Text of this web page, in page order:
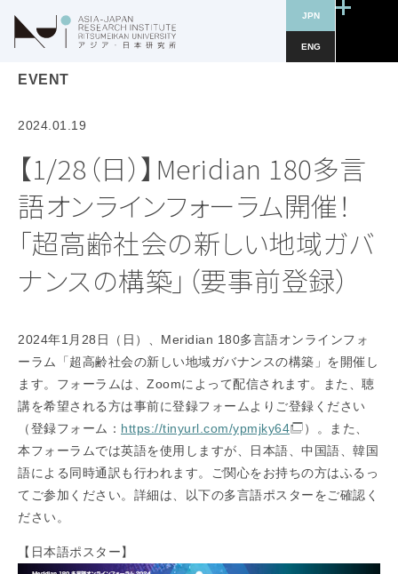
JPN
ENG
EVENT
2024.01.19
【1/28（日）】Meridian 180多言
語オンラインフォーラム開催！
「超高齢社会の新しい地域ガバ
ナンスの構築」（要事前登録）
2024年1月28日（日）、Meridian 180多言語オンラインフォ
ーラム「超高齢社会の新しい地域ガバナンスの構築」を開催し
ます。フォーラムは、Zoomによって配信されます。また、聴
講を希望される方は事前に登録フォームよりご登録ください
（登録フォーム： https://tinyurl.com/ypmjky64
）。また、
本フォーラムでは英語を使用しますが、日本語、中国語、韓国
語による同時通訳も行われます。ご関心をお持ちの方はふるっ
てご参加ください。詳細は、以下の多言語ポスターをご確認く
ださい。
【日本語ポスター】